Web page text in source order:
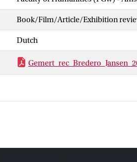
Book/Film/Article/Exhibition
Dutch